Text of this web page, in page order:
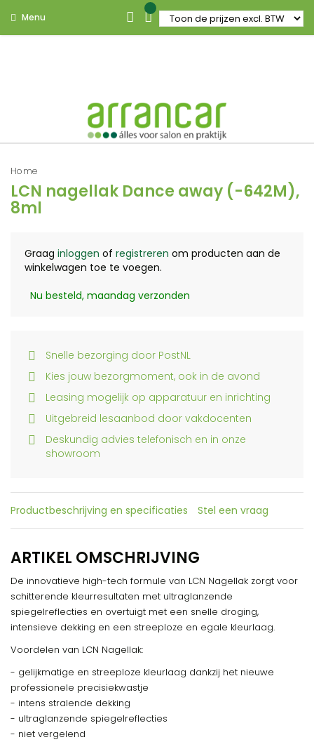
Menu
Home
LCN nagellak Dance away (-642M),
8ml
Graag inloggen of registreren om producten aan de
winkelwagen toe te voegen.
Nu besteld, maandag verzonden
Snelle bezorging door PostNL
Kies jouw bezorgmoment, ook in de avond
Leasing mogelijk op apparatuur en inrichting
Uitgebreid lesaanbod door vakdocenten
Deskundig advies telefonisch en in onze
showroom
Productbeschrijving en specificaties Stel een vraag
ARTIKEL OMSCHRIJVING
De innovatieve high-tech formule van LCN Nagellak zorgt voor
schitterende kleurresultaten met ultraglanzende
spiegelreflecties en overtuigt met een snelle droging,
intensieve dekking en een streeploze en egale kleurlaag.
Voordelen van LCN Nagellak:
- gelijkmatige en streeploze kleurlaag dankzij het nieuwe
professionele precisiekwastje
- intens stralende dekking
- ultraglanzende spiegelreflecties
- niet vergelend